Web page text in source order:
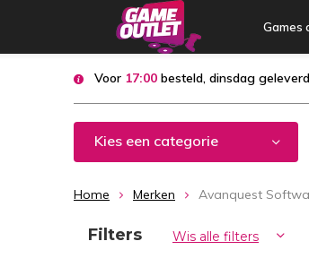
Games
Voor 17:00 besteld, dinsdag geleverd
Kies een categorie
Home Merken Avanquest
Sorteren op:
Filters Wis alle filters